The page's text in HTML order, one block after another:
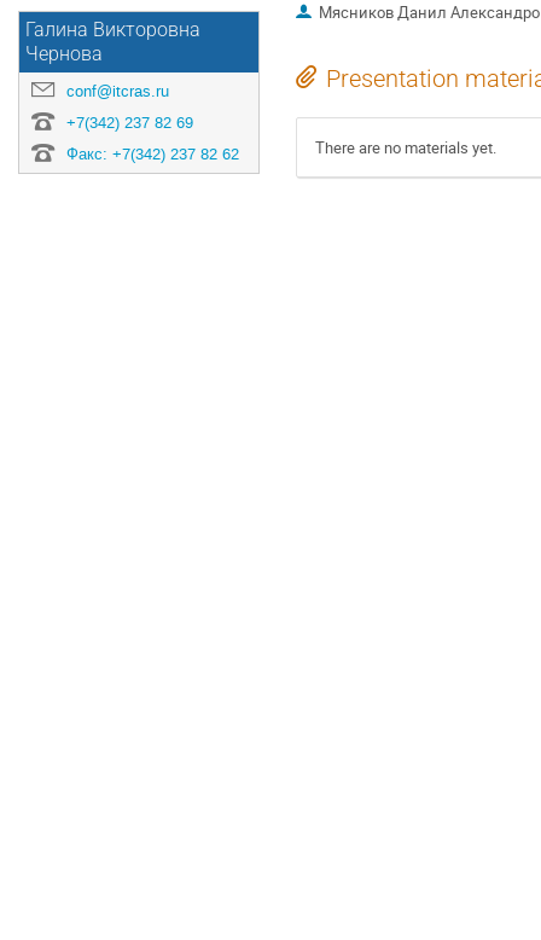
Галина Викторовна
Чернова
conf@itcras.ru
+7(342) 237 82 69
Факс: +7(342) 237 82 62
Мясников Данил
Presentation
There are no materials yet.